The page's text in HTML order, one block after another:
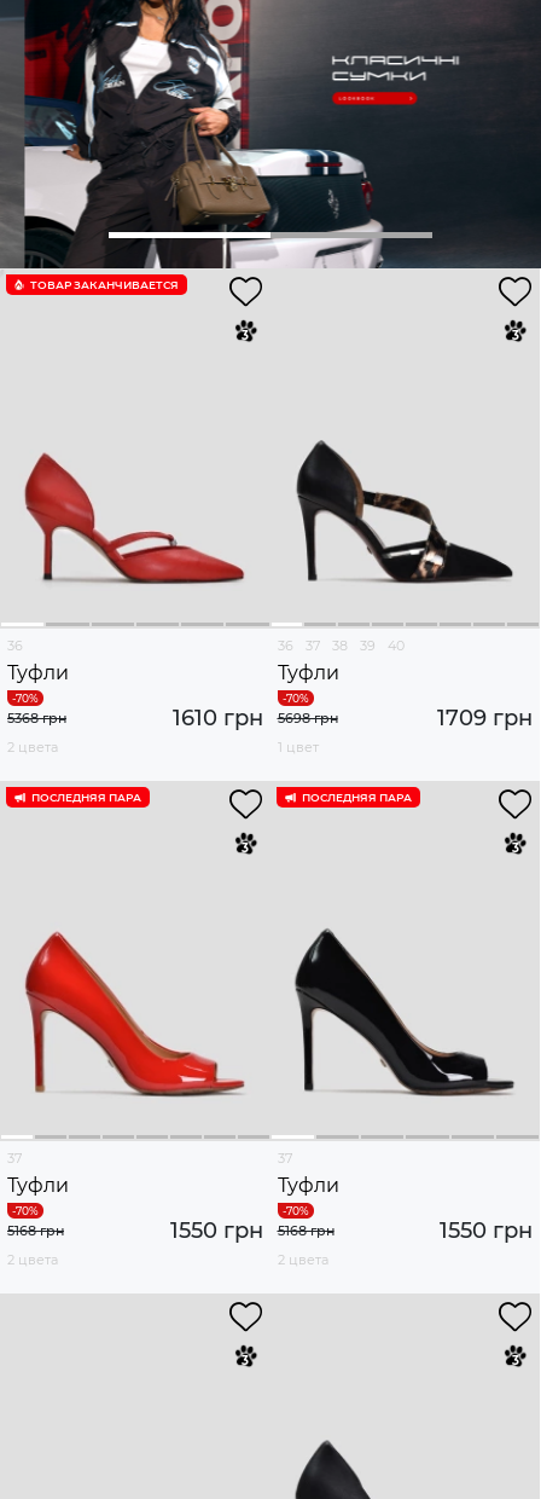
ТОВАР ЗАКАНЧИВАЕТСЯ
36
Туфли
1610 грн
5368 грн
2 цвета
36 37 38 39 40
Туфли
1709 грн
5698 грн
1 цвет
ПОСЛЕДНЯЯ ПАРА
37
Туфли
1550 грн
5168 грн
2 цвета
ПОСЛЕДНЯЯ ПАРА
37
Туфли
1550 грн
5168 грн
2 цвета